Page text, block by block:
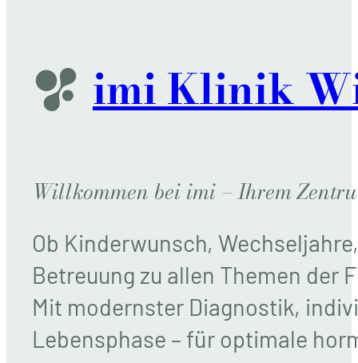
imi Klinik
Willkommen bei imi – Ihrem
Ob Kinderwunsch,
Betreuung zu allen Themen der
Mit modernster Diagnostik,
Lebensphase – für optimale